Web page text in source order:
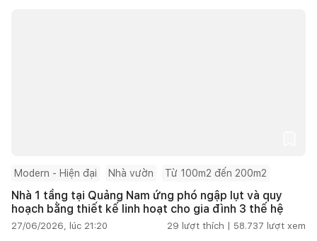
Modern - Hiện đại Nhà vườn Từ 100m2 đến 200m2
Nhà 1 tầng tại Quảng Nam ứng phó ngập lụt và quy
hoạch bằng thiết kế linh hoạt cho gia đình 3 thế hệ
27/06/2026, lúc 21:20 29 lượt thích | 58.737 lượt xem